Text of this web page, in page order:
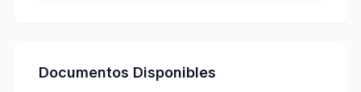
Documentos Disponibles